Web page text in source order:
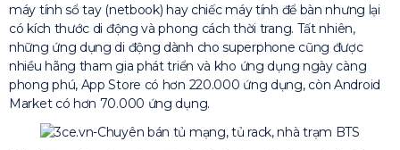
máy tính sổ tay (netbook) hay chiếc máy tính để bàn nhưng lại
có kích thước di động và phong cách thời trang. Tất nhiên,
những ứng dụng di động dành cho superphone cũng được
nhiều hãng tham gia phát triển và kho ứng dụng ngày càng
phong phú, App Store có hơn 220.000 ứng dụng, còn Android
Market có hơn 70.000 ứng dụng.